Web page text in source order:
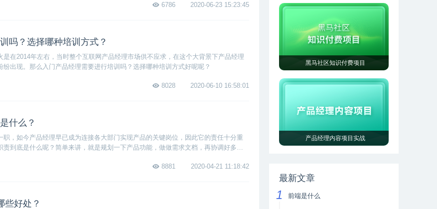
6786
2020-06-23 15:23:45
吗？选择哪种培训方式？
是在2014年左右，当时整个互联网产品经理市场供不应求，在这个大背景下产品经理
出现。那么入门产品经理需要进行培训吗？选择哪种培训方式好呢呢？
8028 2020-06-10 16:58:01
什么？
职，如今产品经理早已成为连接各大部门实现产品的关键岗位，因此它的责任十分重
责到底是什么呢？简单来讲，就是规划一下产品功能，做做需求文档，再协调好多个
8881
2020-04-21 11:18:42
些好处？
黑马社区知识付费项目
产品经理内容项目实战
最新文章
前端是什么